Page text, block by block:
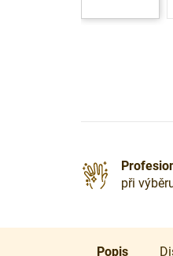
při
Popis